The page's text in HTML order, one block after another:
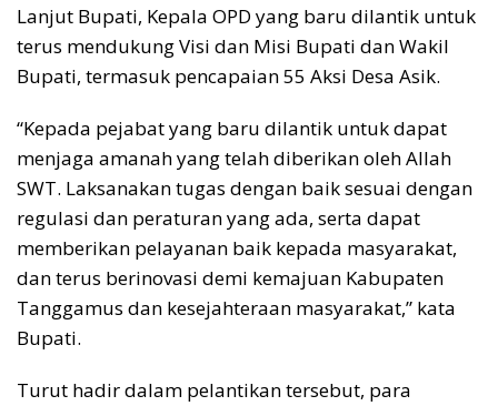
Lanjut Bupati, Kepala OPD yang baru dilantik untuk
terus mendukung Visi dan Misi Bupati dan Wakil
Bupati, termasuk pencapaian 55 Aksi Desa Asik.
“Kepada pejabat yang baru dilantik untuk dapat
menjaga amanah yang telah diberikan oleh Allah
SWT. Laksanakan tugas dengan baik sesuai dengan
regulasi dan peraturan yang ada, serta dapat
memberikan pelayanan baik kepada masyarakat,
dan terus berinovasi demi kemajuan Kabupaten
Tanggamus dan kesejahteraan masyarakat,” kata
Bupati.
Turut hadir dalam pelantikan tersebut, para